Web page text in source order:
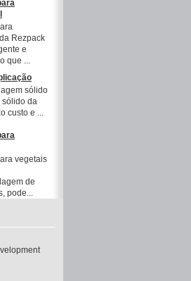
Rezpack
e
que ...
sólido
sólido da
custo e ...
vegetais
de
pode...